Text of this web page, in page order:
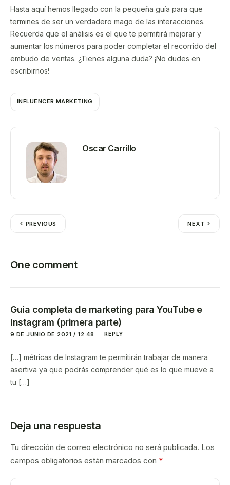
Hasta aquí hemos llegado con la pequeña guía para que
termines de ser un verdadero mago de las interacciones.
Recuerda que el análisis es el que te permitirá mejorar y
aumentar los números para poder completar el recorrido del
embudo de ventas. ¿Tienes alguna duda? ¡No dudes en
escribirnos!
INFLUENCER MARKETING
Oscar Carrillo
PREVIOUS NEXT
One comment
Guía completa de marketing para YouTube e
Instagram (primera parte)
9 DE JUNIO DE 2021 / 12:48 REPLY
[…] métricas de Instagram te permitirán trabajar de manera
asertiva ya que podrás comprender qué es lo que mueve a
tu […]
Deja una respuesta
Tu dirección de correo electrónico no será publicada. Los
campos obligatorios están marcados con *